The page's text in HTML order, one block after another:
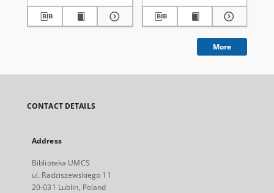
More
CONTACT DETAILS
Address
Biblioteka UMCS
ul. Radziszewskiego 11
20-031 Lublin, Poland